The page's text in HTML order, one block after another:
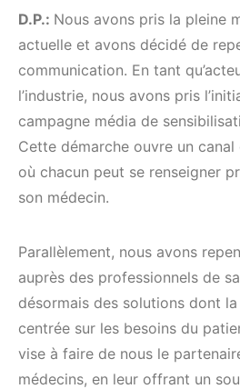
D.P.: Nous avons pris la pleine
actuelle et avons décidé de
communication. En tant
l’industrie, nous avons pris
campagne média de
Cette démarche ouvre un
où chacun peut se renseigner
son médecin.
Parallèlement, nous avons
auprès des professionnels de
désormais des solutions dont
centrée sur les besoins du
vise à faire de nous le
médecins, en leur offrant un